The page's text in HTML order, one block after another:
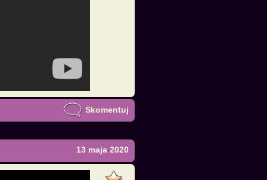
Skomentuj
13 maja 2020